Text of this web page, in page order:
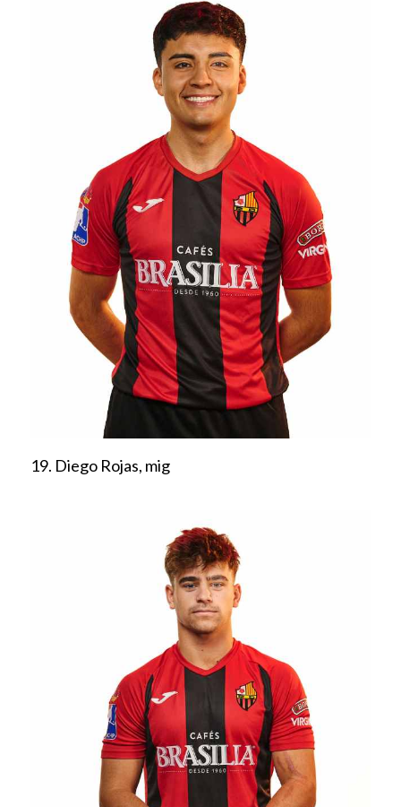
19. Diego Rojas, mig